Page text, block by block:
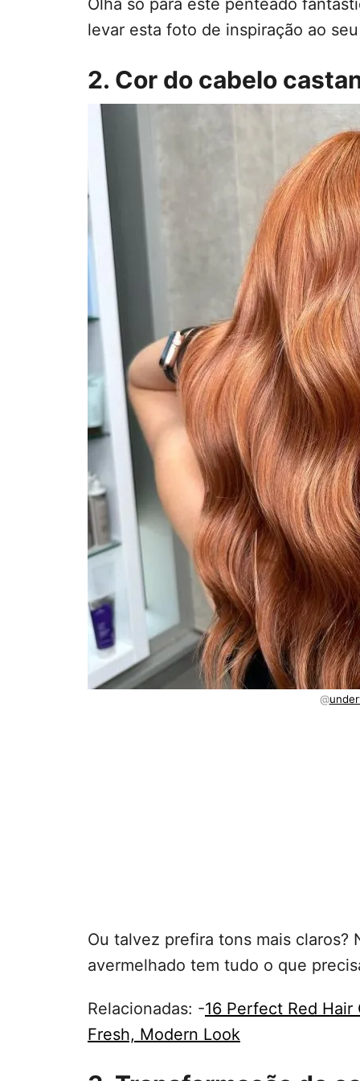
Olha só para este penteado
levar esta foto de inspiração ao
2. Cor do cabelo
@
Ou talvez prefira tons mais claros?
avermelhado tem tudo o que
Relacionadas: -16 Perfect Red
Fresh, Modern Look